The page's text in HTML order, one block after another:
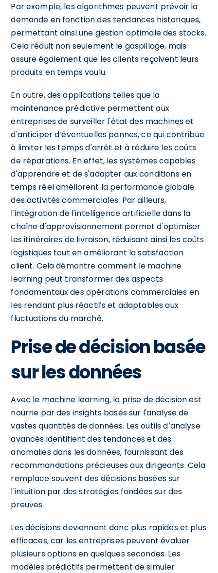
Par exemple, les algorithmes peuvent prévoir la
demande en fonction des tendances historiques,
permettant ainsi une gestion optimale des stocks.
Cela réduit non seulement le gaspillage, mais
assure également que les clients reçoivent leurs
produits en temps voulu.
En outre, des applications telles que la
maintenance prédictive permettent aux
entreprises de surveiller l'état des machines et
d'anticiper d’éventuelles pannes, ce qui contribue
à limiter les temps d'arrêt et à réduire les coûts
de réparations. En effet, les systèmes capables
d'apprendre et de s'adapter aux conditions en
temps réel améliorent la performance globale
des activités commerciales. Par ailleurs,
l'intégration de l'intelligence artificielle dans la
chaîne d'approvisionnement permet d'optimiser
les itinéraires de livraison, réduisant ainsi les coûts
logistiques tout en améliorant la satisfaction
client. Cela démontre comment le machine
learning peut transformer des aspects
fondamentaux des opérations commerciales en
les rendant plus réactifs et adaptables aux
fluctuations du marché.
Prise de décision basée
sur les données
Avec le machine learning, la prise de décision est
nourrie par des insights basés sur l'analyse de
vastes quantités de données. Les outils d’analyse
avancés identifient des tendances et des
anomalies dans les données, fournissant des
recommandations précieuses aux dirigeants. Cela
remplace souvent des décisions basées sur
l'intuition par des stratégies fondées sur des
preuves.
Les décisions deviennent donc plus rapides et plus
efficaces, car les entreprises peuvent évaluer
plusieurs options en quelques secondes. Les
modèles prédictifs permettent de simuler